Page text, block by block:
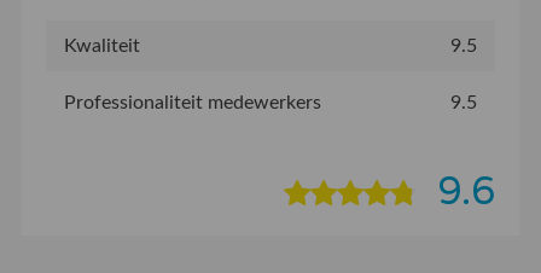
Kwaliteit 9.5
Professionaliteit medewerkers 9.5
9.6